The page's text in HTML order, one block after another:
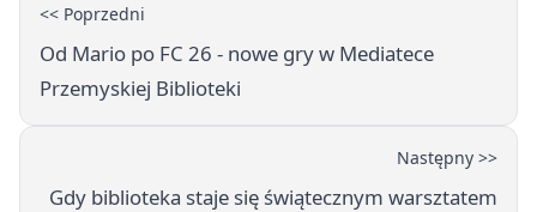
<< Poprzedni
Od Mario po FC 26 - nowe gry w Mediatece
Przemyskiej Biblioteki
Następny >>
Gdy biblioteka staje się świątecznym warsztatem